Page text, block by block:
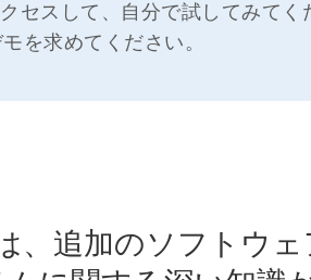
セスして、自分で試してみて
を求めてください。
、追加のソフトウ